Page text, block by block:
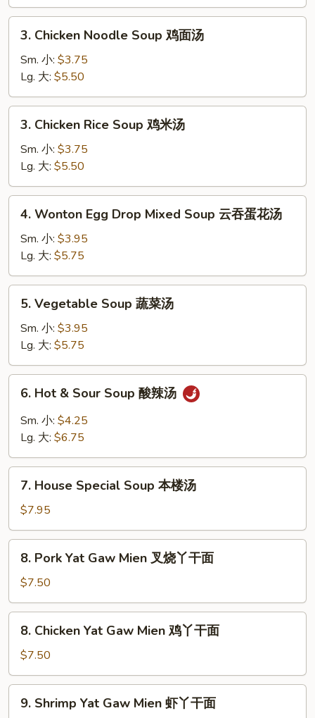
花
Chicken
Noodle
Soup
鸡
面
3. Chicken Noodle Soup 鸡面汤
Sm. 小: $3.75
Lg. 大: $5.50
Chicken
Rice
Soup
鸡
米
3. Chicken Rice Soup 鸡米汤
Sm. 小: $3.75
Lg. 大: $5.50
Wonton
Egg
Drop
Mixed
Soup
汤
4. Wonton Egg Drop Mixed Soup 云吞蛋花汤
Sm. 小: $3.95
Lg. 大: $5.75
Vegetable
Soup
菜
汤
5. Vegetable Soup 蔬菜汤
Sm. 小: $3.95
Lg. 大: $5.75
Hot
Sour
酸
6. Hot & Sour Soup 酸辣汤
Sm. 小: $4.25
Lg. 大: $6.75
House
Special
Soup
本
7. House Special Soup 本楼汤
$7.95
Pork
Yat
Gaw
Mien
干
8. Pork Yat Gaw Mien 叉烧丫干面
$7.50
Chicken
Yat
Gaw
Mien
8. Chicken Yat Gaw Mien 鸡丫干面
$7.50
Shrimp
9. Shrimp Yat Gaw Mien 虾丫干面